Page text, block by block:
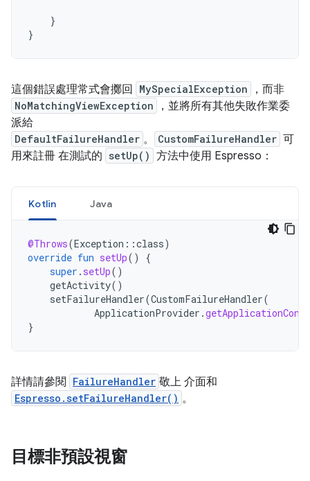
}
}
這個錯誤處理常式會擲回 MySpecialException ，而非
NoMatchingViewException
，並將所有其他失敗作業委
派給
DefaultFailureHandler 。 CustomFailureHandler 可
用來註冊 在測試的 setUp() 方法中使用 Espresso：
Kotlin Java
@Throws(Exception ::class)
override fun setUp()
{
super . setUp()
getActivity()
setFailureHandler(CustomFailureHandler(
ApplicationProvider .
}
詳情請參閱 FailureHandler 敬上 介面和
Espresso.setFailureHandler() 。
目標非預設視窗